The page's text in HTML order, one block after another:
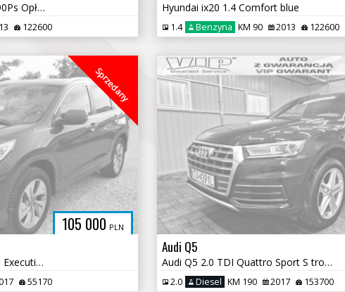
Kllimatyzacja 1.4 Benzyna 90Ps Opłacony
122600
Hyundai ix20 1.4 Comfort blue
1.4 Benzyna KM 90 2013 122600
105 000 PLN
Sprzedany
Honda CR-V 2.0i-VTEC 4WD Executive
55170
Audi Q5
Audi Q5 2.0 TDI Quattro Sport S tronic
2.0 Diesel KM 190 2017 153700